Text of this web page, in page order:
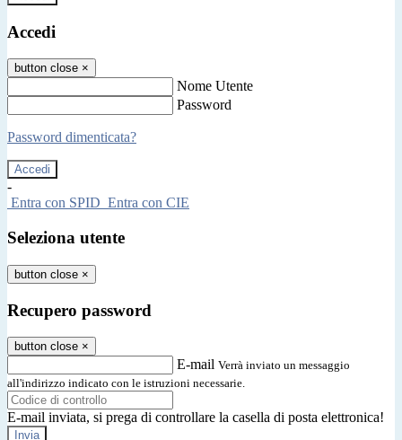
Accedi
button close ×
Nome Utente
Password
Password dimenticata?
-
Entra con SPID Entra con CIE
Seleziona utente
button close ×
Recupero password
button close ×
E-mail Verrà inviato un messaggio
all'indirizzo indicato con le istruzioni necessarie.
E-mail inviata, si prega di controllare la casella di posta elettronica!